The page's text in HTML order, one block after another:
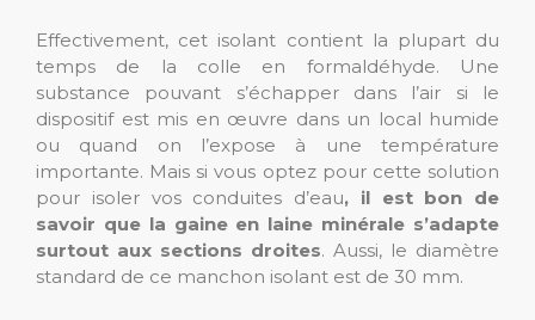
Effectivement, cet isolant contient la plupart du
temps de la colle en formaldéhyde. Une
substance pouvant s’échapper dans l’air si le
dispositif est mis en œuvre dans un local humide
ou quand on l’expose à une température
importante. Mais si vous optez pour cette solution
pour isoler vos conduites d’eau, il est bon de
savoir que la gaine en laine minérale s’adapte
surtout aux sections droites. Aussi, le diamètre
standard de ce manchon isolant est de 30 mm.